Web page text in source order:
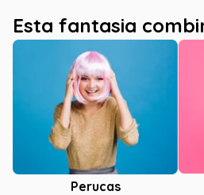
Esta fantasia
Perucas